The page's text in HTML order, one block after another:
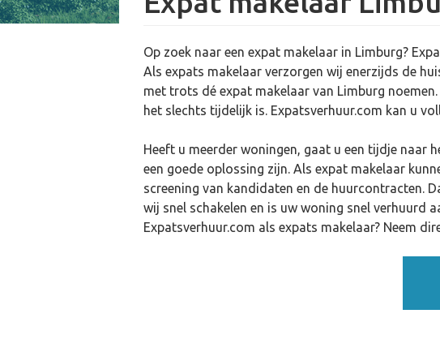
Op zoek naar een expat makelaar in Limburg?
Als expats makelaar verzorgen wij enerzijds de
met trots dé expat makelaar van Limburg
het slechts tijdelijk is. Expatsverhuur.com kan u
Heeft u meerder woningen, gaat u een tijdje naar
een goede oplossing zijn. Als expat makelaar
screening van kandidaten en de huurcontracten.
wij snel schakelen en is uw woning snel verhuurd
Expatsverhuur.com als expats makelaar? Neem